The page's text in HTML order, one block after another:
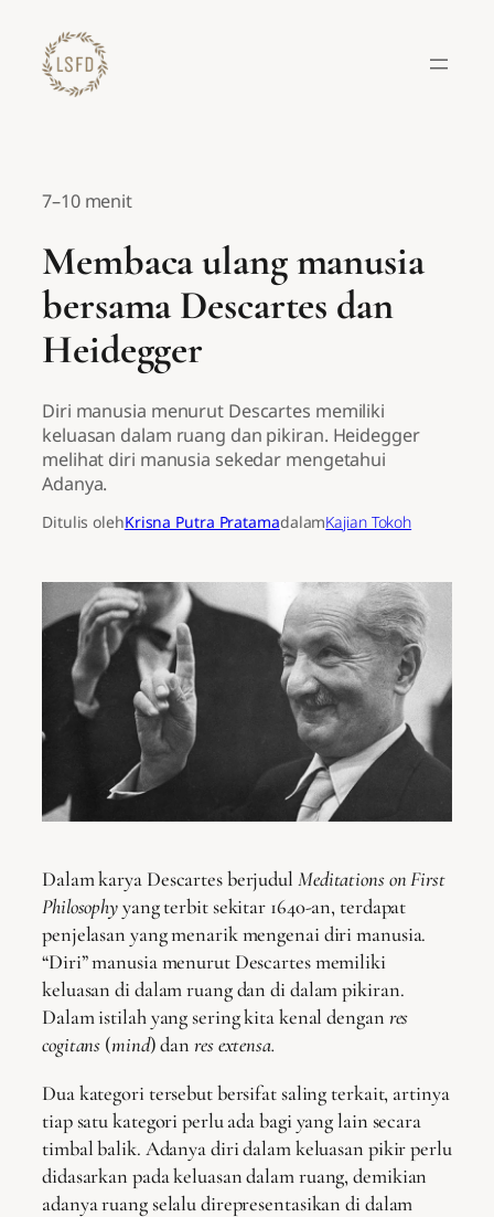
konten
7–10 menit
Membaca ulang manusia
bersama Descartes dan
Heidegger
Diri manusia menurut Descartes memiliki
keluasan dalam ruang dan pikiran. Heidegger
melihat diri manusia sekedar mengetahui
Adanya.
Ditulis olehKrisna Putra PratamadalamKajian Tokoh
Dalam karya Descartes berjudul Meditations on First
Philosophyyang terbit sekitar 1640-an, terdapat
penjelasan yang menarik mengenai diri manusia.
“Diri” manusia menurut Descartes memiliki
keluasan di dalam ruang dan di dalam pikiran.
Dalam istilah yang sering kita kenal dengan res
cogitans (mind) danres extensa.
Dua kategori tersebut bersifat saling terkait, artinya
tiap satu kategori perlu ada bagi yang lain secara
timbal balik. Adanya diri dalam keluasan pikir perlu
didasarkan pada keluasan dalam ruang, demikian
adanya ruang selalu direpresentasikan di dalam